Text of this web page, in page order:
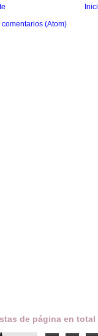
comentarios (Atom)
de página en total